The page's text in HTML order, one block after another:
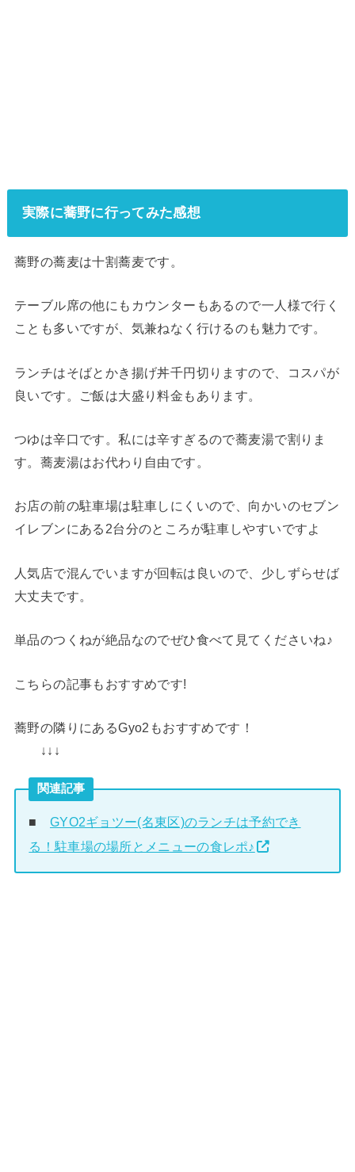
実際に蕎野に行ってみた感想
蕎野の蕎麦は十割蕎麦です。
テーブル席の他にもカウンターもあるので一人様で行く
ことも多いですが、気兼ねなく行けるのも魅力です。
ランチはそばとかき揚げ丼千円切りますので、コスパが
良いです。ご飯は大盛り料金もあります。
つゆは辛口です。私には辛すぎるので蕎麦湯で割りま
す。蕎麦湯はお代わり自由です。
お店の前の駐車場は駐車しにくいので、向かいのセブン
イレブンにある2台分のところが駐車しやすいですよ
人気店で混んでいますが回転は良いので、少しずらせば
大丈夫です。
単品のつくねが絶品なのでぜひ食べて見てくださいね♪
こちらの記事もおすすめです!
蕎野の隣りにあるGyo2もおすすめです！
↓↓↓
関連記事
■ GYO2ギョツー(名東区)のランチは予約でき
る！駐車場の場所とメニューの食レポ♪